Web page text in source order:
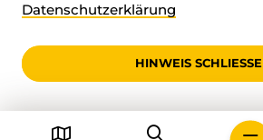
© 2026 • Luzerner
Impressum und
Datenschutzerklärung
HINWEIS